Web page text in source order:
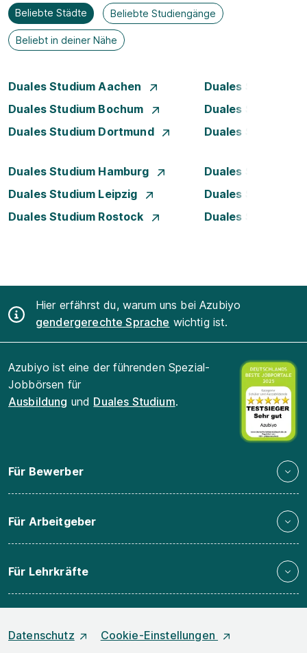
Beliebte Städte Beliebte Studiengänge
Beliebt in deiner Nähe
Duales Studium Aachen
Duales Studium
Duales Studium Bochum
Duales Studium
Duales Studium Dortmund
Duales Studium
Duales Studium Hamburg
Duales Studium
Duales Studium Leipzig
Duales Studium
Duales Studium Rostock
Duales Studium
Hier erfährst du, warum uns bei Azubiyo
gendergerechte Sprache wichtig ist.
Azubiyo ist eine der führenden Spezial-
Jobbörsen für
Ausbildung und Duales Studium.
Für Bewerber
Für Arbeitgeber
Für Lehrkräfte
Datenschutz
Cookie-Einstellungen